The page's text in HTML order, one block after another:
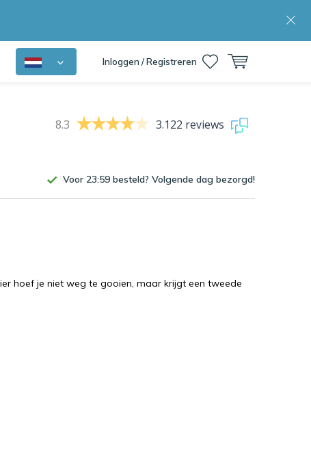
Inloggen / Registreren
8.3 3.122 reviews
Voor 23:59 besteld? Volgende dag bezorgd!
hoef je niet weg te gooien, maar krijgt een tweede